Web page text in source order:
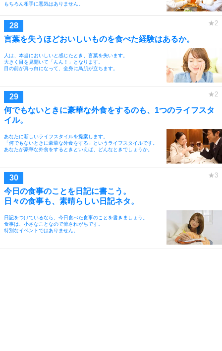
もちろん相手に悪気はありません。
言葉を失うほどおいしいものを食べた経験はあるか。
人は、本当においしいと感じたとき、言葉を失います。
大きく目を見開いて「んん！」となります。
目の前が真っ白になって、全身に鳥肌が立ちます。
何でもないときに豪華な外食をするのも、1つのライフスタ
イル。
あなたに新しいライフスタイルを提案します。
「何でもないときに豪華な外食をする」というライフスタイルです。
あなたが豪華な外食をするときといえば、どんなときでしょうか。
今日の食事のことを日記に書こう。
日々の食事も、素晴らしい日記ネタ。
日記をつけているなら、今日食べた食事のことを書きましょう。
食事は、小さなことなので流されがちです。
特別なイベントではありません。